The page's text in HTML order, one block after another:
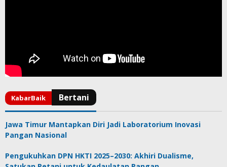
Jawa Timur Mantapkan Diri Jadi Laboratorium Inovasi
Pangan Nasional
Pengukuhkan DPN HKTI 2025–2030: Akhiri Dualisme,